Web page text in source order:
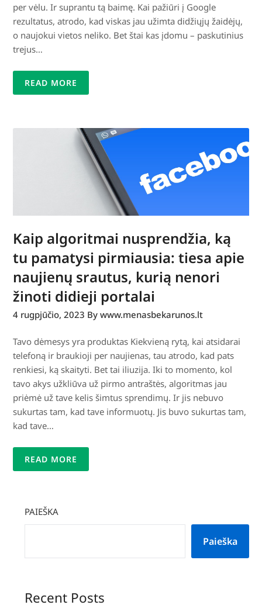
per vėlu. Ir suprantu tą baimę. Kai pažiūri į Google
rezultatus, atrodo, kad viskas jau užimta didžiųjų žaidėjų,
o naujokui vietos neliko. Bet štai kas įdomu – paskutinius
trejus…
READ MORE
Kaip algoritmai nusprendžia, ką
tu pamatysi pirmiausia: tiesa apie
naujienų srautus, kurią nenori
žinoti didieji portalai
4 rugpjūčio, 2023 By www.menasbekarunos.lt
Tavo dėmesys yra produktas Kiekvieną rytą, kai atsidarai
telefoną ir braukioji per naujienas, tau atrodo, kad pats
renkiesi, ką skaityti. Bet tai iliuzija. Iki to momento, kol
tavo akys užkliūva už pirmo antraštės, algoritmas jau
priėmė už tave kelis šimtus sprendimų. Ir jis nebuvo
sukurtas tam, kad tave informuotų. Jis buvo sukurtas tam,
kad tave…
READ MORE
PAIEŠKA
Paieška
Recent Posts